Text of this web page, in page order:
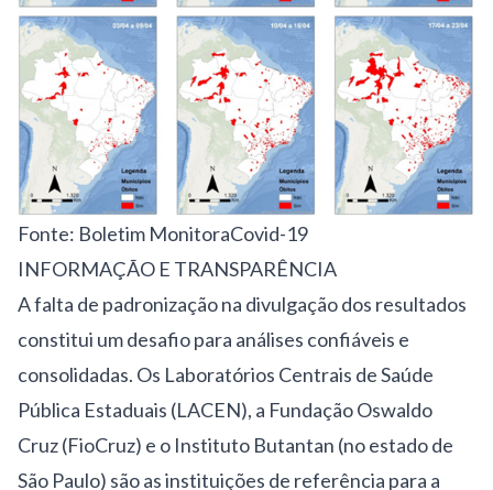
Fonte: Boletim MonitoraCovid-19
INFORMAÇÃO E TRANSPARÊNCIA
A falta de padronização na divulgação dos resultados
constitui um desafio para análises confiáveis e
consolidadas. Os Laboratórios Centrais de Saúde
Pública Estaduais (LACEN), a Fundação Oswaldo
Cruz (FioCruz) e o Instituto Butantan (no estado de
São Paulo) são as instituições de referência para a